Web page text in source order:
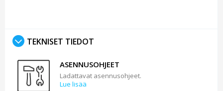
TEKNISET TIEDOT
ASENNUSOHJEET
Ladattavat asennusohjeet.
Lue lisää